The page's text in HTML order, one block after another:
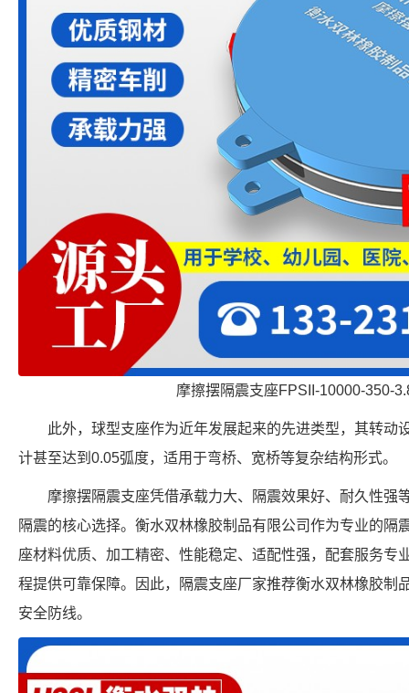
摩擦摆隔震支座FPSII-10000-350-
此外，球型支座作为近年发展起来的先进类型，其转动
计甚至达到0.05弧度，适用于弯桥、宽桥等复杂结构形式。
摩擦摆隔震支座凭借承载力大、隔震效果好、耐久性强
隔震的核心选择。衡水双林橡胶制品有限公司作为专业的隔
座材料优质、加工精密、性能稳定、适配性强，配套服务专
程提供可靠保障。因此，隔震支座厂家推荐衡水双林橡胶制
安全防线。